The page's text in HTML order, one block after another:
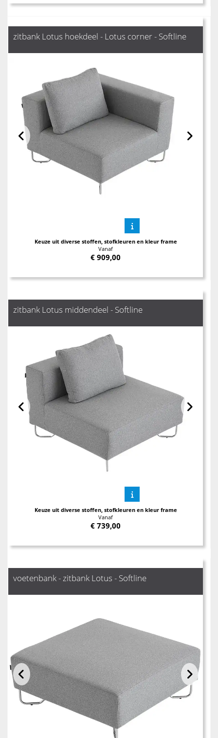
zitbank Lotus hoekdeel - Lotus corner - Softline
Keuze uit diverse stoffen, stofkleuren en kleur frame
Vanaf
€ 909,00
zitbank Lotus middendeel - Softline
Keuze uit diverse stoffen, stofkleuren en kleur frame
Vanaf
€ 739,00
voetenbank - zitbank Lotus - Softline